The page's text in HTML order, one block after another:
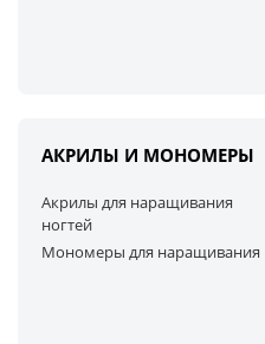
АКРИЛЫ И МОНОМЕРЫ
Акрилы для наращивания
ногтей
Мономеры для наращивания